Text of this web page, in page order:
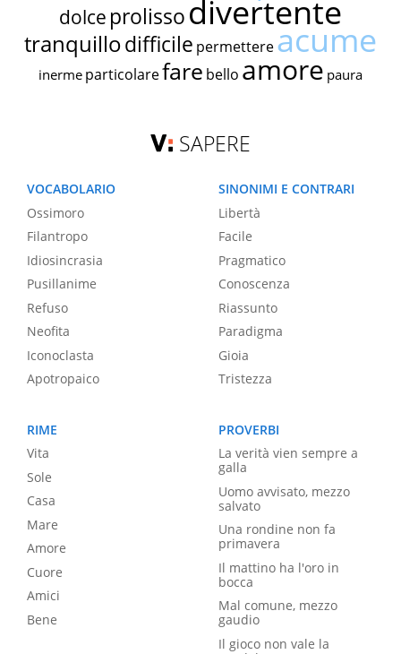
dolce prolissodivertente
tranquillodifficile permettereacume
inerme particolarefare bello amore paura
SAPERE
VOCABOLARIO
Ossimoro
Filantropo
Idiosincrasia
Pusillanime
Refuso
Neofita
Iconoclasta
Apotropaico
SINONIMI E CONTRARI
Libertà
Facile
Pragmatico
Conoscenza
Riassunto
Paradigma
Gioia
Tristezza
RIME
Vita
Sole
Casa
Mare
Amore
Cuore
Amici
Bene
PROVERBI
La verità vien sempre a
galla
Uomo avvisato, mezzo
salvato
Una rondine non fa
primavera
Il mattino ha l'oro in
bocca
Mal comune, mezzo
gaudio
Il gioco non vale la